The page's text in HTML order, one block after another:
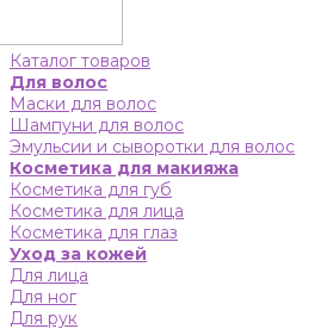
Каталог товаров
Для волос
Маски для волос
Шампуни для волос
Эмульсии и сыворотки для волос
Косметика для макияжа
Косметика для губ
Косметика для лица
Косметика для глаз
Уход за кожей
Для лица
Для ног
Для рук